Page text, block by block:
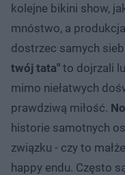
kolejne bikini show,
mnóstwo, a
dostrzec samych
twój tata" to dojrzali
mimo niełatwych
prawdziwą miłość.
historie samotnych
związku - czy to
happy endu. Często